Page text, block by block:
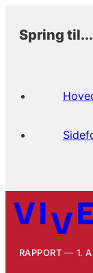
Spring til...
RAPPORT 1.